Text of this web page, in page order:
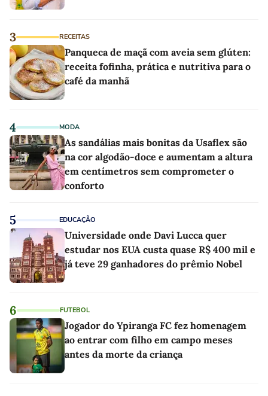
3 RECEITAS
Panqueca de maçã com aveia sem glúten:
receita fofinha, prática e nutritiva para o
café da manhã
4 MODA
As sandálias mais bonitas da Usaflex são
na cor algodão-doce e aumentam a altura
em centímetros sem comprometer o
conforto
5 EDUCAÇÃO
Universidade onde Davi Lucca quer
estudar nos EUA custa quase R$ 400 mil e
já teve 29 ganhadores do prêmio Nobel
6 FUTEBOL
Jogador do Ypiranga FC fez homenagem
ao entrar com filho em campo meses
antes da morte da criança